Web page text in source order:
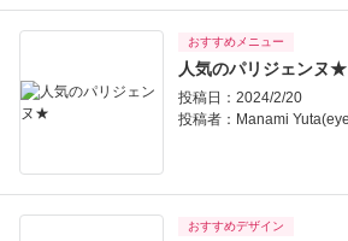
おすすめメニュー
人気のパリジェンヌ★
投稿日：2024/2/20
投稿者： Manami
おすすめデザイン